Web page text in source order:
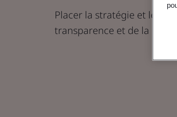
Placer la stratégie et les
transparence et de la